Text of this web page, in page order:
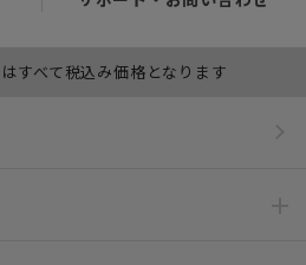
すべて税込み価格となります